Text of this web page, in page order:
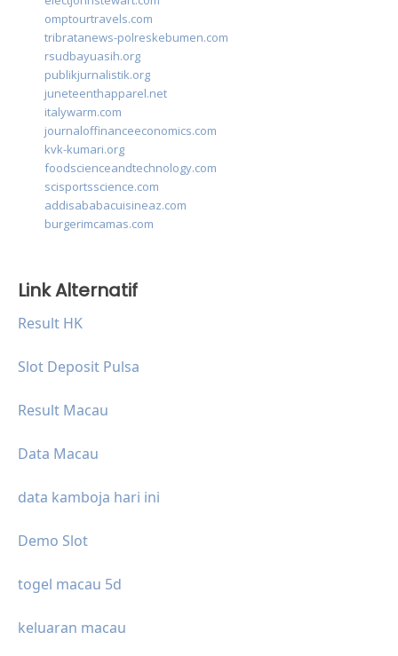
omptourtravels.com
tribratanews-polreskebumen.com
rsudbayuasih.org
publikjurnalistik.org
juneteenthapparel.net
italywarm.com
journaloffinanceeconomics.com
kvk-kumari.org
foodscienceandtechnology.com
scisportsscience.com
addisababacuisineaz.com
burgerimcamas.com
Link Alternatif
Result HK
Slot Deposit Pulsa
Result Macau
Data Macau
data kamboja hari ini
Demo Slot
togel macau 5d
keluaran macau